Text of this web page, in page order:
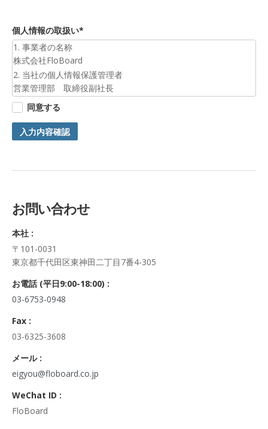
個人情報の取扱い*
1. 事業者の名称
株式会社FloBoard
2. 当社の個人情報保護管理者
営業管理部 取締役副社長
3. 個人情報の利用目的
お預かりした個人情報は、お問合せへの対応のために利用いた
します。
4. 第三者提供について
ご入力頂く個人情報は第三者に提供しません。
正・追加・削除、利用の停止または消去、第三者への提供の停
口に申し出ることができます。
その際、弊社はご本人を確認させていただいたうえで、合理的
な期間内に対応いたします。
株式会社FloBoard 個人情報問合せ窓口
〒101-0031 東京都千代田区東神田二丁目7番4-305
メールアドレス: info@floboard.co.jp TEL: 03-6753-0948
ールデンウィークを除く)
6. 個人情報における任意性について
個人情報のご提供は、ご本人の任意です。ただし、必須項目を
ご入力頂けない場合は本フォームをご利用頂けませんので、ご
了承ください。
同意する
入力内容確認
お問い合わせ
本社 :
〒101-0031
東京都千代田区東神田二丁目7番4-305
お電話 (平日9:00-18:00) :
03-6753-0948
Fax :
03-6325-3608
メール :
eigyou@floboard.co.jp
WeChat ID :
FloBoard